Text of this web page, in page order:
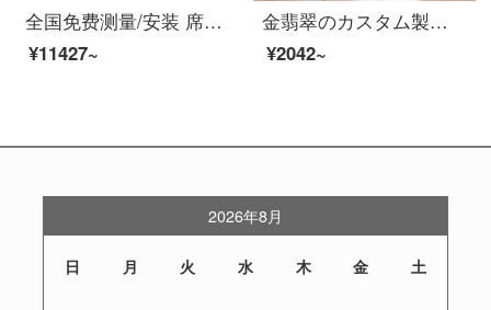
全国免费测量/安装 席韵家纺 窗帘 成品窗帘隔热防晒遮光 定制加厚落地仿亚麻素色客厅卧室窗帘布 1500尊享特权:下单立抵1600再送豪礼 定做宽1米*高2.7米单价（四爪钩）可改高
¥11427~
金翡翠のカスタム製品北欧のシンプルなカーテンカーテンの窓の糸の綿の多色の寝室のリビングルームの窓の日よけの高い遮光カーテンの布-G 35シリーズG 35-6(布)のホック式の1メートル幅のオーダーメイド単価
¥2042~
2026年8月
日 月 火 水 木 金 土